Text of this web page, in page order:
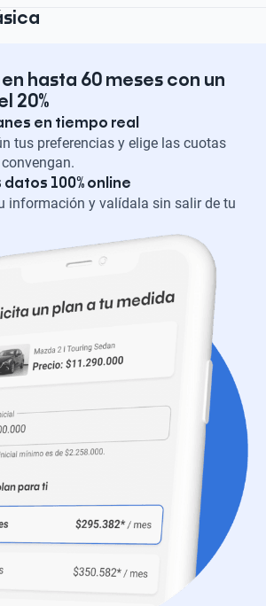
hasta 60 meses con un
20%
en tiempo real
tus preferencias y elige las cuotas
100% online
información y valídala sin salir de tu